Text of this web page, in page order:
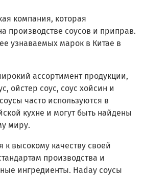
компания, которая
производстве соусов и приправ.
узнаваемых марок в Китае в
ассортимент продукции,
ойстер соус, соус хойсин и
часто используются в
кухне и могут быть найдены
миру.
к высокому качеству своей
производства и
ингредиенты. Haday соусы